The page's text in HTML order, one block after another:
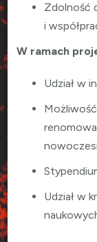
Zdolność
i
W ramach
Udział w
Udział w